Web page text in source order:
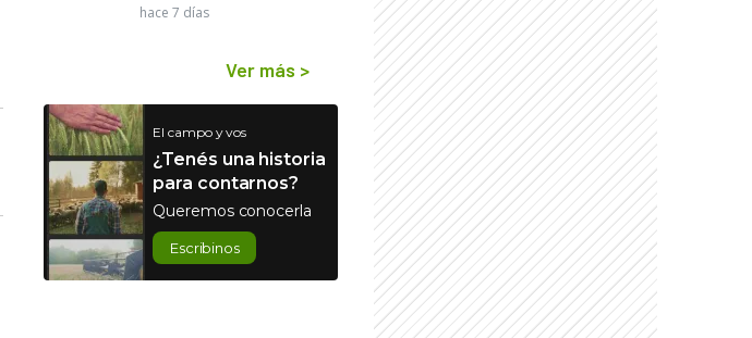
hace 7 días
Ver más >
El campo y vos
¿Tenés una historia
para contarnos?
Queremos conocerla
Escribinos